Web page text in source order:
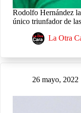
Rodolfo Hernández
único triunfador de
La Otra
26 mayo, 2022